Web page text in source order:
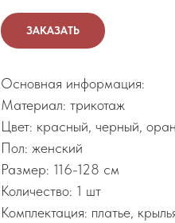
ЗАКАЗАТЬ
Основная информация:
Материал: трикотаж
Цвет: красный, черный,
Пол: женский
Размер: 116-128 см
Количество: 1 шт
Комплектация: платье,